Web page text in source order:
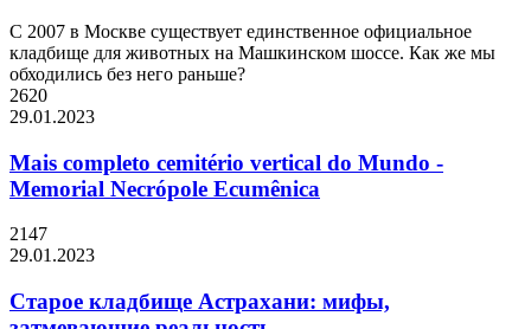
С 2007 в Москве существует единственное официальное
кладбище для животных на Машкинском шоссе. Как же мы
обходились без него раньше?
2620
29.01.2023
Mais completo cemitério vertical do Mundo -
Memorial Necrópole Ecumênica
2147
29.01.2023
Старое кладбище Астрахани: мифы,